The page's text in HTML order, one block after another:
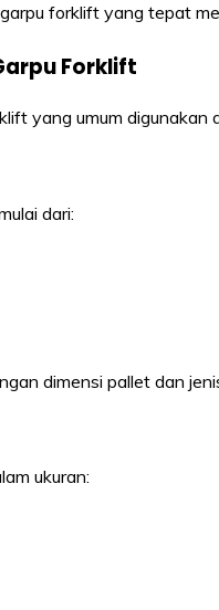
forklift yang tepat
Forklift
yang umum digunakan
dari:
dimensi pallet dan
ukuran: